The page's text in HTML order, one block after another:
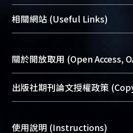
展現本校豐碩的研究成果及學
機構典藏（NTUR）與學術庫（
台，成為臺大學術典藏NTU
成果。
To permanently archive and
profiles and scholarly works,
services of “NTU
總館學科館員(Main Library)
醫學圖書館學科館員(Medical
Sciences Library)
相關網站 (Useful Links)
關於開放取用 (Open Access,
開放取用是從使用者角度提升
動，應用在學術研究上是透過
用逐年攀升。同時可加速研究
出版社期刊論文授權政策
含部分內容的版權非匯入者
使用說明 (Instructions)